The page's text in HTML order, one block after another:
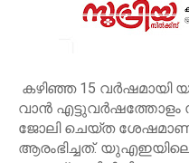
കഴിഞ്ഞ 15
വാന്‍ എട്ടുവര്‍ഷത്തോളം
ജോലി ചെയ്ത
ആരംഭിച്ചത്. യുഎഇയിലെ